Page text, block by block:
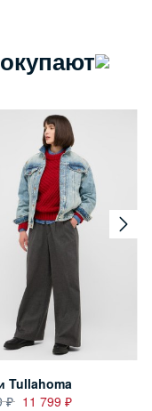
Tullahoma
11 799